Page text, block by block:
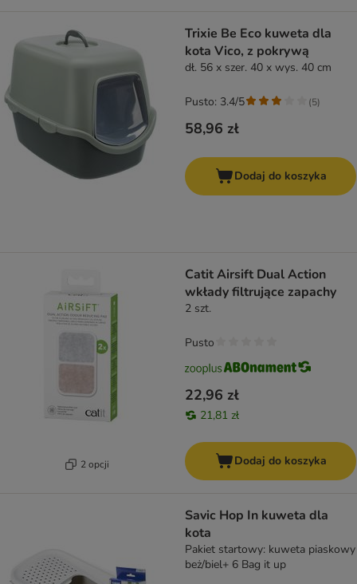
Trixie Be Eco kuweta dla
kota Vico, z pokrywą
dł. 56 x szer. 40 x wys. 40 cm
58,96 zł
Pusto: 3.4/5 (5)
Dodaj do koszyka
2 opcji
Catit Airsift Dual Action
wkłady filtrujące zapachy
2 szt.
22,96 zł
21,81 zł
Pusto
Dodaj do koszyka
Savic Hop In kuweta dla
kota
Pakiet startowy: kuweta piaskowy
beż/biel+ 6 Bag it up